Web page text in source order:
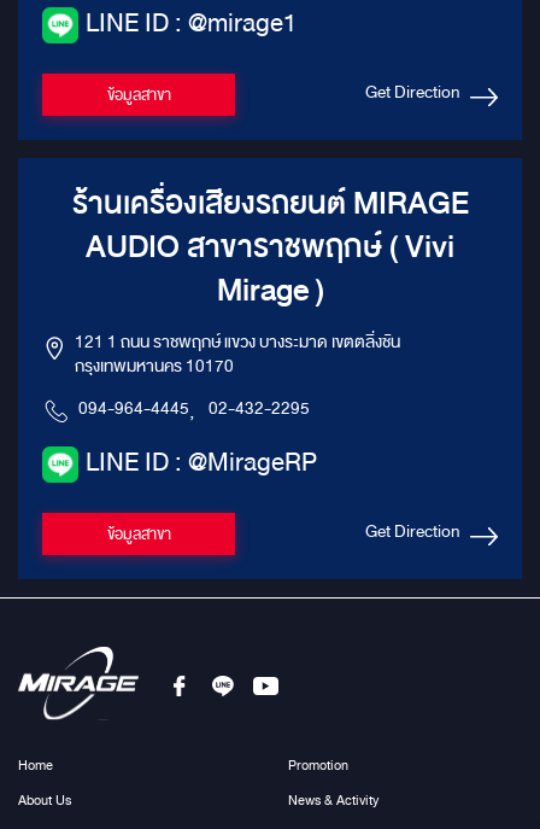
LINE ID : @mirage1
ข้อมูลสาขา Get Direction
ร้านเครื่องเสียงรถยนต์ MIRAGE
AUDIO สาขาราชพฤกษ์ ( Vivi
Mirage )
121 1 ถนน ราชพฤกษ์ แขวง บางระมาด เขตตลิ่งชัน
กรุงเทพมหานคร 10170
094-964-4445, 02-432-2295
LINE ID : @MirageRP
ข้อมูลสาขา Get Direction
Home
About Us
Promotion
News & Activity